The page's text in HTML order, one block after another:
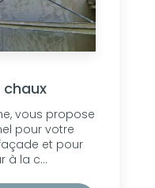
chaux
vous propose
pour votre
et pour
à la c...